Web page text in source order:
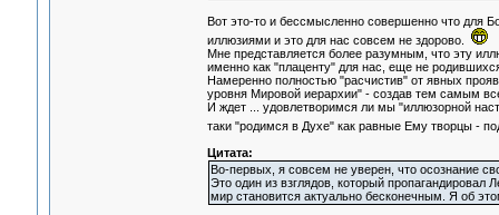
Вот это-то и бессмысленно совершенно что для
иллюзиями и это для нас совсем не здорово.
Мне представляется более разумным, что эту
именно как "плаценту" для нас, еще не
Намеренно полностью "расчистив" от явных
уровня Мировой иерархии" - создав тем самым
И ждет ... удовлетворимся ли мы "иллюзорной
таки "родимся в Духе" как равные Ему творцы -
Цитата:
Во-первых, я совсем не уверен, что осознание
Это один из взглядов, который пропагандировал
мир становится актуально бесконечным. Я об